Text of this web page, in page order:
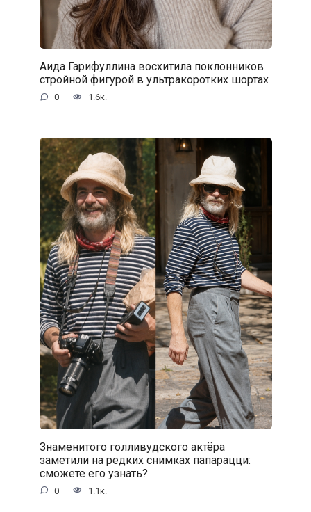
Аида Гарифуллина восхитила поклонников
стройной фигурой в ультракоротких шортах
0 1.6к.
Знаменитого голливудского актёра
заметили на редких снимках папарацци:
сможете его узнать?
0 1.1к.